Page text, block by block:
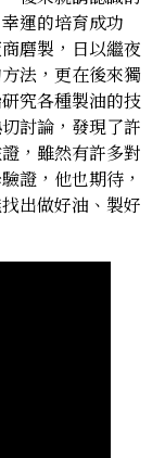
運的培育成功
磨製，日以繼夜
法，更在後來獨
究各種製油的技
討論，發現了許
，雖然有許多對
證，他也期待，
出做好油、製好